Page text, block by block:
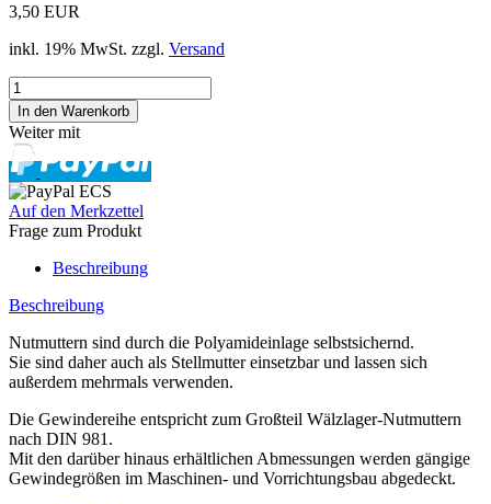
3,50 EUR
inkl. 19% MwSt. zzgl. Versand
Weiter mit
Auf den Merkzettel
Frage zum Produkt
Beschreibung
Beschreibung
Nutmuttern sind durch die Polyamideinlage selbstsichernd.
Sie sind daher auch als Stellmutter einsetzbar und lassen sich
außerdem mehrmals verwenden.
Die Gewindereihe entspricht zum Großteil Wälzlager-Nutmuttern
nach DIN 981.
Mit den darüber hinaus erhältlichen Abmessungen werden gängige
Gewindegrößen im Maschinen- und Vorrichtungsbau abgedeckt.